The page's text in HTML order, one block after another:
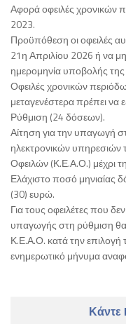
Αφορά οφειλές χρονικών
2023.
Προϋπόθεση οι οφειλές
21η Απριλίου 2026 ή να
ημερομηνία υποβολής της
Οφειλές χρονικών
μεταγενέστερα πρέπει
Ρύθμιση (24 δόσεων).
Αίτηση για την υπαγωγή
ηλεκτρονικών υπηρεσιών
Οφειλών (Κ.Ε.Α.Ο.) μέχρι
Ελάχιστο ποσό μηνιαίας
(30) ευρώ.
Για τους οφειλέτες που
υπαγωγής στη ρύθμιση θα
Κ.Ε.Α.Ο. κατά την
ενημερωτικό μήνυμα
Κάντε